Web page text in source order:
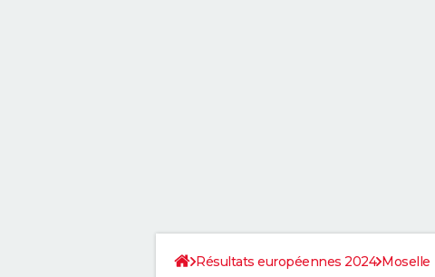
Résultats européennes 2024 Moselle